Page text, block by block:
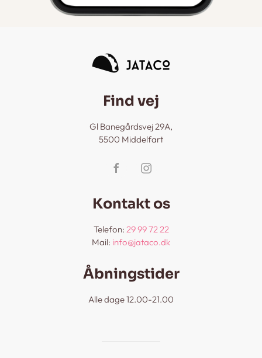
Kontakt os
Telefon: 29 99 72 22
Mail: info@jataco.dk
Find vej
Gl Banegårdsvej 29A,
5500 Middelfart
Åbningstider
Alle dage 12.00-21.00